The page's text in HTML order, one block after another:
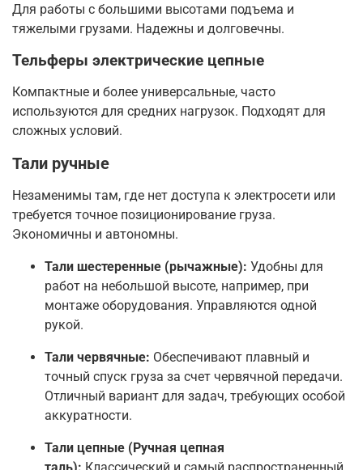
Для работы с большими высотами подъема и
тяжелыми грузами. Надежны и долговечны.
Тельферы электрические цепные
Компактные и более универсальные, часто
используются для средних нагрузок. Подходят для
сложных условий.
Тали ручные
Незаменимы там, где нет доступа к электросети или
требуется точное позиционирование груза.
Экономичны и автономны.
Тали шестеренные (рычажные): Удобны для
работ на небольшой высоте, например, при
монтаже оборудования. Управляются одной
рукой.
Тали червячные: Обеспечивают плавный и
точный спуск груза за счет червячной передачи.
Отличный вариант для задач, требующих особой
аккуратности.
Тали цепные (Ручная цепная